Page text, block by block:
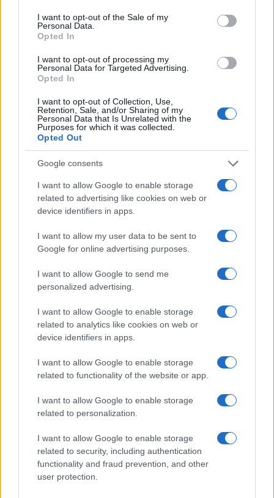
consent section.
I want to opt-out of the Sale of my
Personal Data.
Opted In
I want to opt-out of processing my
Personal Data for Targeted Advertising.
Opted In
I want to opt-out of Collection, Use,
Retention, Sale, and/or Sharing of my
Personal Data that Is Unrelated with the
Purposes for which it was collected.
Opted Out
Google consents
I want to allow Google to enable storage
related to advertising like cookies on web or
device identifiers in apps.
I want to allow my user data to be sent to
Google for online advertising purposes.
I want to allow Google to send me
personalized advertising.
I want to allow Google to enable storage
related to analytics like cookies on web or
device identifiers in apps.
I want to allow Google to enable storage
related to functionality of the website or app.
I want to allow Google to enable storage
related to personalization.
I want to allow Google to enable storage
related to security, including authentication
functionality and fraud prevention, and other
user protection.
FINANZIAMENTI
Scopri le ultime novità su finanziamenti e incentivi con la guida
Finpiemonte
Francesca Galli · 9 Ago 2026
agroalimentari fino al 2026
Niccolò Conforti · 9 Ago 2026
FINANZIAMENTI